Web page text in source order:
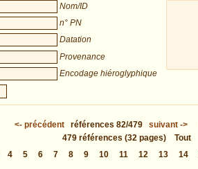
Nom/ID
n° PN
Datation
Provenance
Encodage hiéroglyphique
<- précédent références 82/479 suivant ->
479 références (32 pages)
Tout
4 5 6 7 8 9 10 11 12 13 14